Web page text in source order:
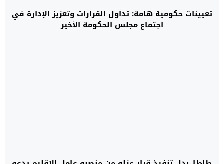
تعيينات حكومية هامة: تداول القرارات وتعزيز الإدارة في
اجتماع مجلس الحكومة الأخير